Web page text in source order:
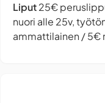
Liput25€
nuori alle 25v,
ammattilainen / 5€